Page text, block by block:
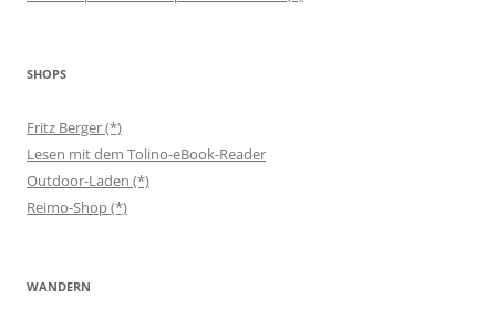
SHOPS
Fritz Berger (*)
Lesen mit dem Tolino-eBook-Reader
Outdoor-Laden (*)
Reimo-Shop (*)
WANDERN